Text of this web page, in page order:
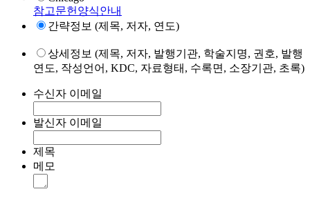
참고문헌양식안내
간략정보 (제목, 저자, 연도)
상세정보 (제목, 저자, 발행기관, 학술지명, 권호, 발행
연도, 작성언어, KDC, 자료형태, 수록면, 소장기관, 초록)
수신자 이메일
발신자 이메일
제목
메모